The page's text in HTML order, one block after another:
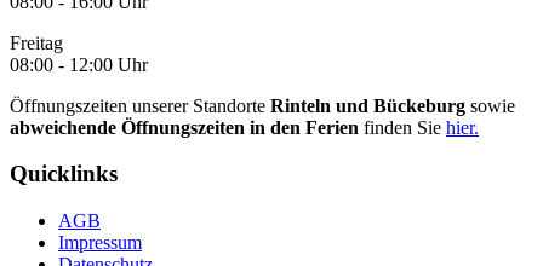
Freitag
08:00 - 12:00 Uhr
Öffnungszeiten unserer Standorte Rinteln und Bückeburg sowie
abweichende Öffnungszeiten in den Ferien finden Sie hier.
Quicklinks
AGB
Impressum